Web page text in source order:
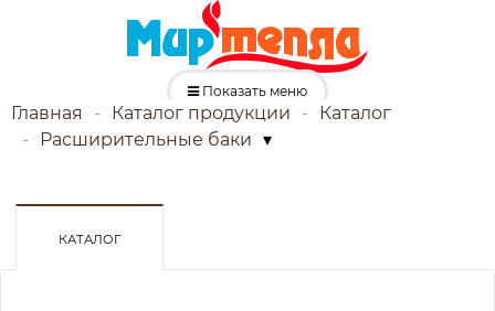
Показать меню
Главная Каталог продукции
Каталог
Расширительные баки ▾
КАТАЛОГ